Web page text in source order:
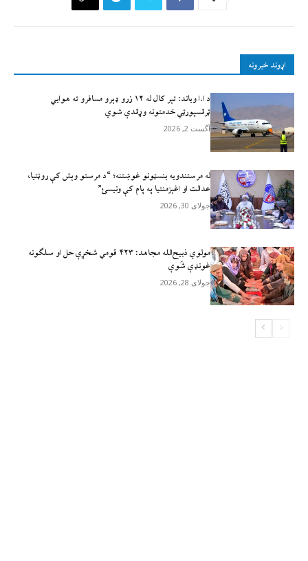
اړوند خبرونه
د ا.ا وياند: تېر کال له ۱۲ زرو ډېرو مسافرو ته هوايي
ټرانسپورټي خدمتونه وړاندې شوي
آگست 2, 2026
له مرستندویه بنسټونو غوښتنه؛ “د مرستو وېش کې روڼتیا،
عدالت او اغېزمنتیا په پام کې ونیسئ”
جولای 30, 2026
مولوي ذبيح‌الله مجاهد: ۴۲۳ قومي شخړې حل او سلګونه
غونډې شَوې
جولای 28, 2026